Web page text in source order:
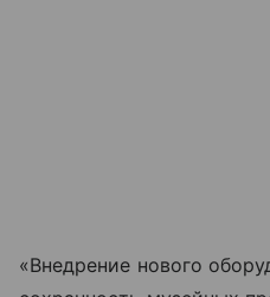
«Внедрение нового